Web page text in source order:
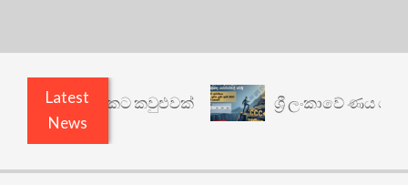
Latest
News
යථාර්ථයකට කවුළුවක් ශ්‍රී ලංකාවේ ණය